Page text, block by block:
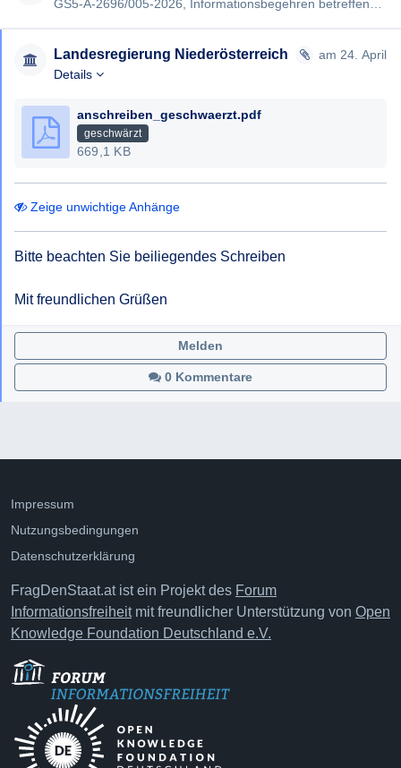
Landesregierung Niederösterreich
am 24. April
Details
anschreiben_geschwaerzt.pdf
geschwärzt
669,1 KB
Zeige unwichtige Anhänge
Bitte beachten Sie beiliegendes Schreiben
Mit freundlichen Grüßen
0 Kommentare
Melden
Impressum
Nutzungsbedingungen
Datenschutzerklärung
FragDenStaat.at ist ein Projekt des Forum
Informationsfreiheitmit freundlicher Unterstützung von Open
Knowledge Foundation Deutschland e.V.